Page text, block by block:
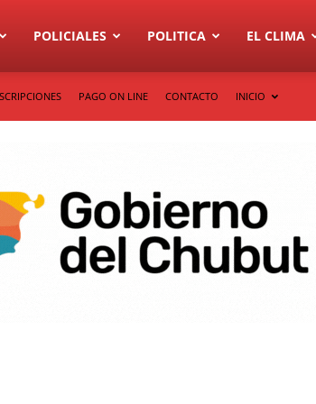
POLICIALES POLITICA EL CLIMA
PAGO ON LINE CONTACTO INICIO